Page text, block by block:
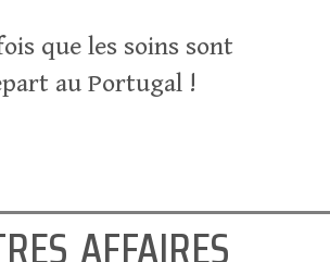
que les soins sont
au Portugal !
affaires